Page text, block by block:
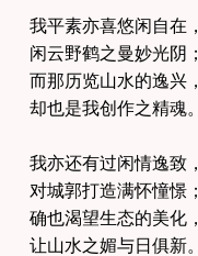
我平素亦喜悠闲自在，
闲云野鹤之曼妙光阴；
而那历览山水的逸兴，
却也是我创作之精魂。
我亦还有过闲情逸致，
对城郭打造满怀憧憬；
确也渴望生态的美化，
让山水之媚与日俱新。